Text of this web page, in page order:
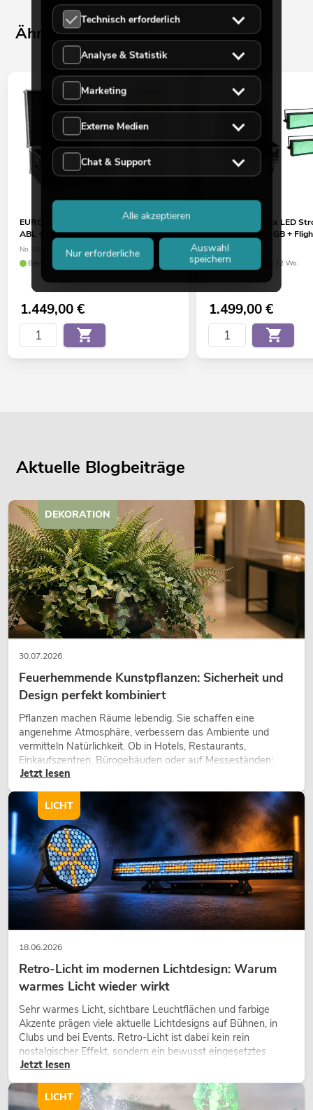
Ähnliche Produkte
EUROLITE Set 4x LED Super Strobe
ABL + Case
No. 20000679
Bestand reicht ca. 12 Wo.
1.449,00€
EUROLITE Set 4x LED
PRO 864 DMX RGB +
No. 20001054
Bestand reicht ca. 12 Wo.
1.499,00€
Aktuelle Blogbeiträge
30.07.2026
Feuerhemmende Kunstpflanzen: Sicherheit und
Design perfekt kombiniert
Pflanzen machen Räume lebendig. Sie schaffen eine
angenehme Atmosphäre, verbessern das Ambiente und
vermitteln Natürlichkeit. Ob in Hotels, Restaurants,
Einkaufszentren, Bürogebäuden oder auf Messeständen:
eine hochwertige Begrünung gehört heute längst zum
Jetzt lesen
DEKORATION
18.06.2026
Retro-Licht im modernen Lichtdesign: Warum
warmes Licht wieder wirkt
Sehr warmes Licht, sichtbare Leuchtflächen und farbige
Akzente prägen viele aktuelle Lichtdesigns auf Bühnen, in
Clubs und bei Events. Retro-Licht ist dabei kein rein
nostalgischer Effekt, sondern ein bewusst eingesetztes
Gestaltungsmittel: Es schafft Atmosphäre, gibt Szenen
wirken lassen.
Jetzt lesen
LICHT
LICHT
Technisch erforderlich
Analyse & Statistik
Marketing
Externe Medien
Chat & Support
Nur erforderliche
Auswahl
speichern
Alle akzeptieren